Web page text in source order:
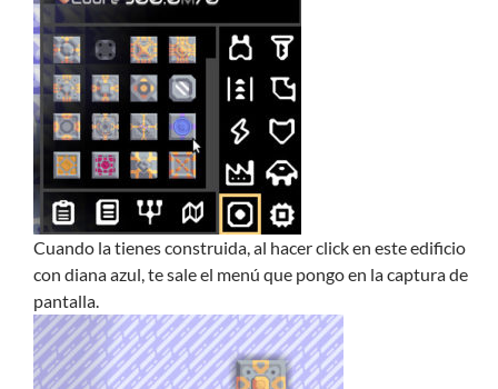
Cuando la tienes construida, al hacer click en este edificio
con diana azul, te sale el menú que pongo en la captura de
pantalla.